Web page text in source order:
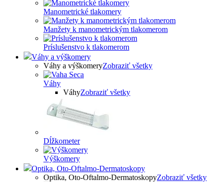
Manometrické tlakomery
Manžety k manometrickým tlakomerom
Príslušenstvo k tlakomerom
Váhy a výškomery
Váhy a výškomeryZobraziť všetky
Váhy
VáhyZobraziť všetky
Dĺžkometer
Výškomery
Optika, Oto-Oftalmo-Dermatoskopy
Optika, Oto-Oftalmo-DermatoskopyZobraziť všetky